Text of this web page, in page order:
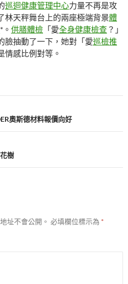
巡迴健康管理中心力量不再是攻
林天秤舞台上的兩座極端背景體
*。 供膳體檢 「愛全身健康檢查 ？」
臉抽動了一下，她對「愛巡檢推
情感比例對等。
奧斯德材料報價向好
樹
址不會公開。 必填欄位標示為 *